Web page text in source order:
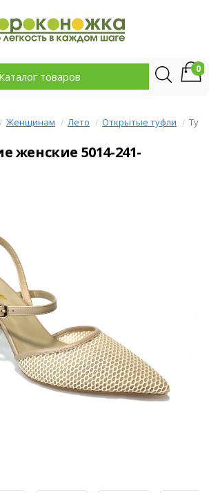
Каталог товаров
0
Женщинам Лето Открытые туфли
женские 5014-241-